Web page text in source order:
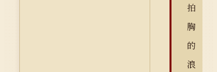
拍
胸
的
浪